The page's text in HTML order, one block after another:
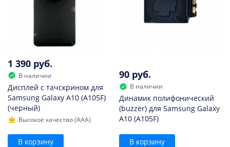
1 390 руб.
В наличии
Дисплей с тачскрином для
Samsung Galaxy A10 (A105F)
(черный)
Высокое качество (AAA)
В корзину
90 руб.
В наличии
Динамик полифонический
(buzzer) для Samsung Galaxy
A10 (A105F)
В корзину